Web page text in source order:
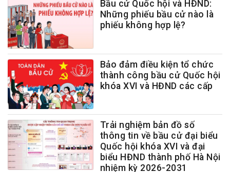
Bầu cử Quốc hội và HĐND:
Những phiếu bầu cử nào là
Bảo đảm điều kiện tổ chức
thành công bầu cử Quốc hội
khóa XVI và HĐND các cấp
Trải nghiệm bản đồ số
thông tin về bầu cử đại biểu
Quốc hội khóa XVI và đại
biểu HĐND thành phố Hà Nội